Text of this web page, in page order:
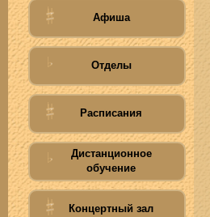
Афиша
Отделы
Расписания
Дистанционное
обучение
Концертный зал